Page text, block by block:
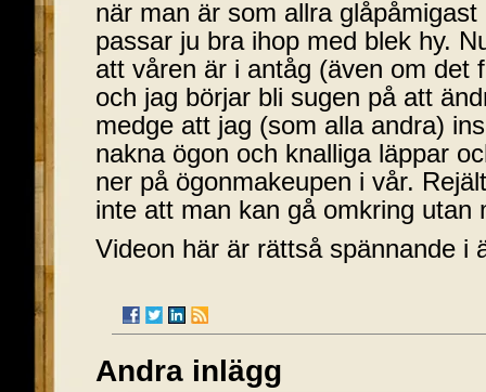
när man är som allra
passar ju bra ihop med blek hy.
att våren är i antåg (även om det
och jag börjar bli sugen på att
medge att jag (som alla andra)
nakna ögon och knalliga läppar
ner på ögonmakeupen i vår.
inte att man kan gå omkring utan
Videon här är rättså spännande i
Andra inlägg